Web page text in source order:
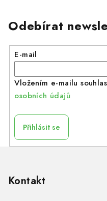
Odebírat
E-mail
Vložením e-mailu
osobních údajů
Přihlásit se
Kontakt